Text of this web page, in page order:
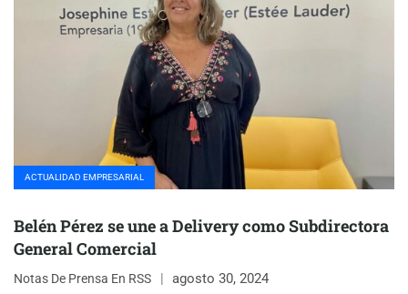
ACTUALIDAD EMPRESARIAL
Belén Pérez se une a Delivery como Subdirectora
General Comercial
Notas De Prensa En RSS
agosto 30, 2024